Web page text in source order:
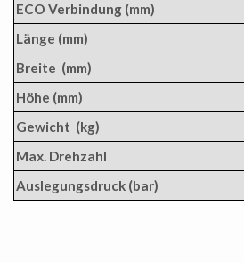
ECO Verbindung (mm)
Länge (mm)
Breite (mm)
Höhe (mm)
Gewicht (kg)
Max. Drehzahl
Auslegungsdruck (bar)